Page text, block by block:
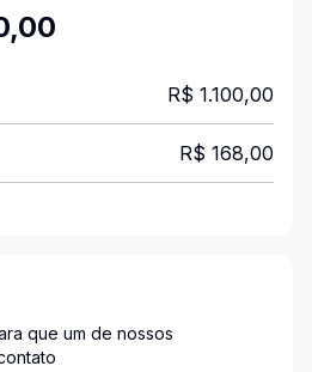
R$ 1.100,00
R$ 168,00
que um de nossos